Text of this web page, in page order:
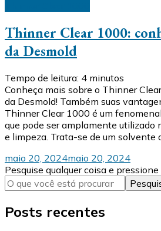
Thinner Clear 1000:
da Desmold
Tempo de leitura: 4 minutos
Conheça mais sobre o Thinner
da Desmold! Também suas
Thinner Clear 1000 é um
que pode ser amplamente utilizado
e limpeza. Trata-se de um solvente
maio 20, 2024maio 20, 2024
Procurando
algo?
Pesquise qualquer coisa e pressione
Posts recentes